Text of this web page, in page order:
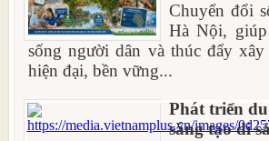
Chuyển đổi
Hà Nội,
sống người dân và thúc đẩy
hiện đại, bền vững...
Phát triển
sáng tạo di